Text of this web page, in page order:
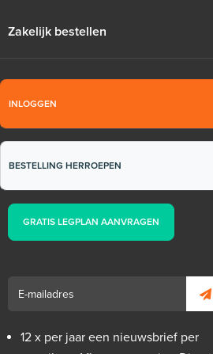
Zakelijk bestellen
INLOGGEN
BESTELLING HERROEPEN
GRATIS LEGPLAN AANVRAGEN
12 x per jaar een nieuwsbrief per